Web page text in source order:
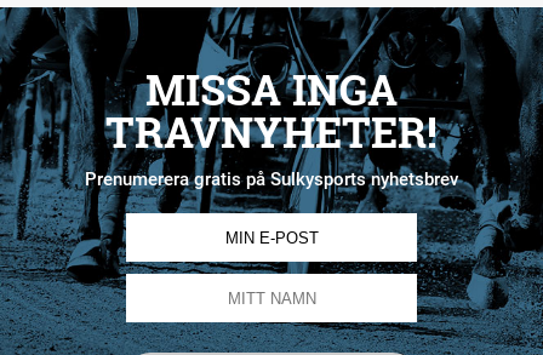
MISSA INGA
TRAVNYHETER!
Prenumerera gratis på Sulkysports nyhetsbrev